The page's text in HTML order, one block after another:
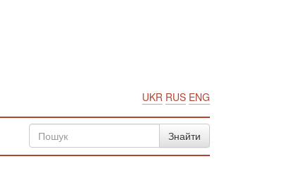
UKR RUS ENG